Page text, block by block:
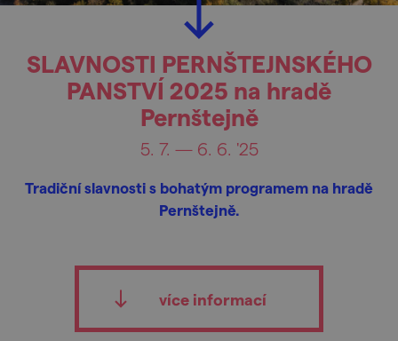
SLAVNOSTI PERNŠTEJNSKÉHO
PANSTVÍ 2025 na hradě
Pernštejně
5. 7. — 6. 6. '25
Tradiční slavnosti s bohatým programem na hradě
Pernštejně.
více informací